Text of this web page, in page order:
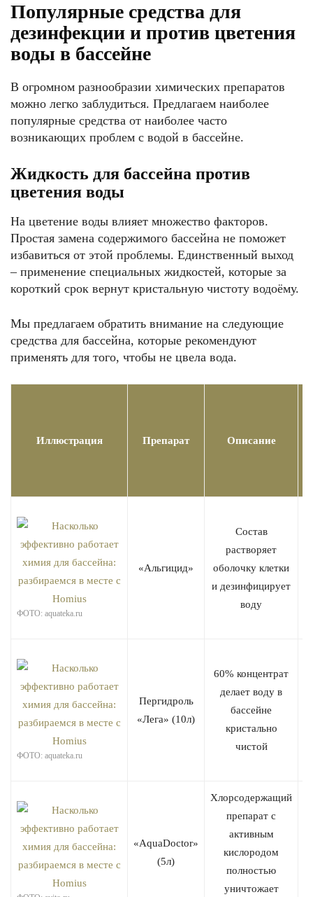
Популярные средства для
дезинфекции и против цветения
воды в бассейне
В огромном разнообразии химических препаратов
можно легко заблудиться. Предлагаем наиболее
популярные средства от наиболее часто
возникающих проблем с водой в бассейне.
Жидкость для бассейна против
цветения воды
На цветение воды влияет множество факторов.
Простая замена содержимого бассейна не поможет
избавиться от этой проблемы. Единственный выход
– применение специальных жидкостей, которые за
короткий срок вернут кристальную чистоту водоёму.
Мы предлагаем обратить внимание на следующие
средства для бассейна, которые рекомендуют
применять для того, чтобы не цвела вода.
Иллюстрация Препарат Описание
ФОТО: aquateka.ru
«Альгицид»
Состав
растворяет
оболочку клетки
и дезинфицирует
воду
ФОТО: aquateka.ru
Пергидроль
«Лега» (10л)
60% концентрат
делает воду в
бассейне
кристально
чистой
«AquaDoctor»
(5л)
Хлорсодержащий
препарат с
активным
кислородом
полностью
уничтожает